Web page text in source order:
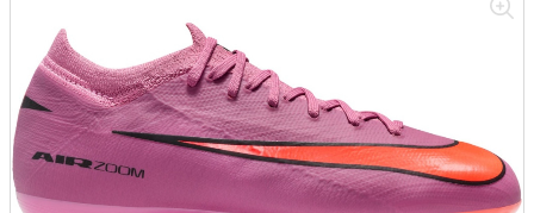
afbeeldingen-
gallerij